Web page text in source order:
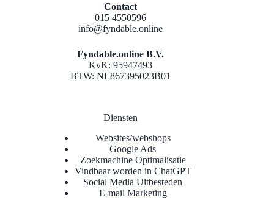
Contact
015 4550596
info@fyndable.online
Fyndable.online B.V.
KvK: 95947493
BTW: NL867395023B01
Diensten
Websites/webshops
Google Ads
Zoekmachine Optimalisatie
Vindbaar worden in ChatGPT
Social Media Uitbesteden
E-mail Marketing